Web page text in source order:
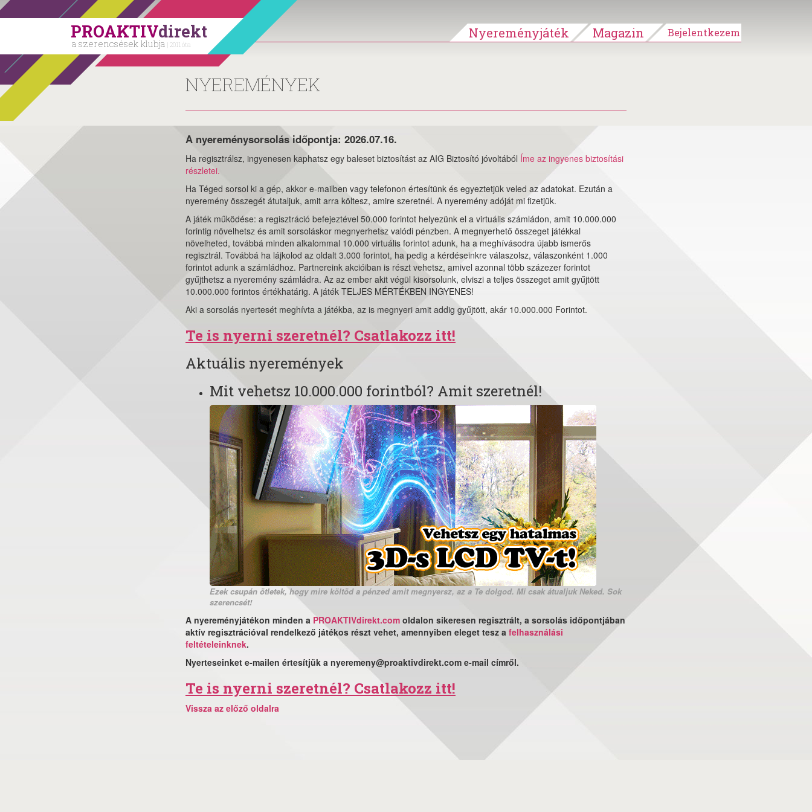
PROAKTIVdirekt
a szerencsések klubja | 2011 óta
Nyereményjáték Magazin Bejelentkezem
NYEREMÉNYEK
A nyereménysorsolás időpontja: 2026.07.16.
Ha regisztrálsz, ingyenesen kaphatsz egy baleset biztosítást az AIG Biztosító jóvoltából Íme az ingyenes biztosítási
részletei.
Ha Téged sorsol ki a gép, akkor e-mailben vagy telefonon értesítünk és egyeztetjük veled az adatokat. Ezután a
nyeremény összegét átutaljuk, amit arra költesz, amire szeretnél. A nyeremény adóját mi fizetjük.
A játék működése: a regisztráció befejeztével 50.000 forintot helyezünk el a virtuális számládon, amit 10.000.000
forintig növelhetsz és amit sorsoláskor megnyerhetsz valódi pénzben. A megnyerhető összeget játékkal
növelheted, továbbá minden alkalommal 10.000 virtuális forintot adunk, ha a meghívásodra újabb ismerős
regisztrál. Továbbá ha lájkolod az oldalt 3.000 forintot, ha pedig a kérdéseinkre válaszolsz, válaszonként 1.000
forintot adunk a számládhoz. Partnereink akcióiban is részt vehetsz, amivel azonnal több százezer forintot
gyűjthetsz a nyeremény számládra. Az az ember akit végül kisorsolunk, elviszi a teljes összeget amit gyűjtött
10.000.000 forintos értékhatárig. A játék TELJES MÉRTÉKBEN INGYENES!
Aki a sorsolás nyertesét meghívta a játékba, az is megnyeri amit addig gyűjtött, akár 10.000.000 Forintot.
Te is nyerni szeretnél? Csatlakozz itt!
Aktuális nyeremények
Mit vehetsz 10.000.000 forintból? Amit szeretnél!
Ezek csupán ötletek, hogy mire költöd a pénzed amit megnyersz, az a Te dolgod. Mi csak átualjuk Neked. Sok
szerencsét!
A nyereményjátékon minden a PROAKTIVdirekt.com oldalon sikeresen regisztrált, a sorsolás időpontjában
aktív regisztrációval rendelkező játékos részt vehet, amennyiben eleget tesz a felhasználási
feltételeinknek.
Nyerteseinket e-mailen értesítjük a nyeremeny@proaktivdirekt.com e-mail címről.
Te is nyerni szeretnél? Csatlakozz itt!
Vissza az előző oldalra